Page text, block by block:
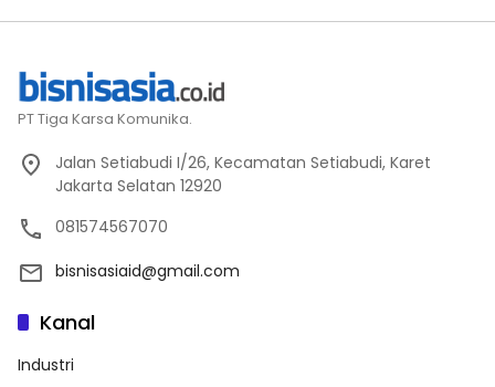
PT Tiga Karsa Komunika.
Jalan Setiabudi I/26, Kecamatan Setiabudi, Karet
Jakarta Selatan 12920
081574567070
bisnisasiaid@gmail.com
Kanal
Industri